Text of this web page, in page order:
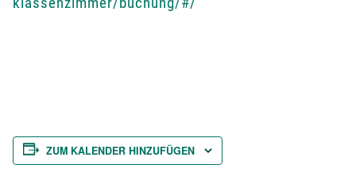
ZUM KALENDER HINZUFÜGEN